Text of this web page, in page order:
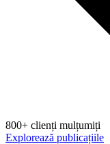
800+ clienți mulțumiți
Explorează publicațiile